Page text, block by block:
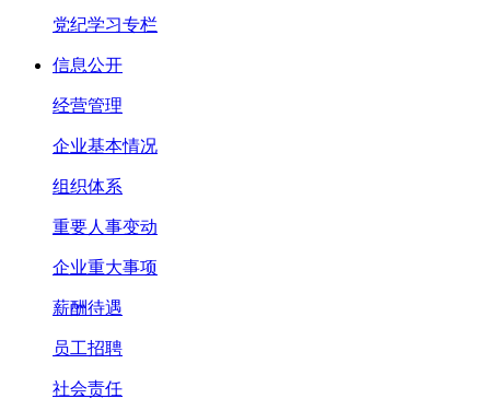
党纪学习专栏
信息公开
经营管理
企业基本情况
组织体系
重要人事变动
企业重大事项
薪酬待遇
员工招聘
社会责任